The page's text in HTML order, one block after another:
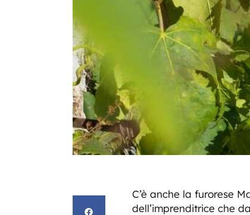
C’è anche la furorese
dell’imprenditrice che